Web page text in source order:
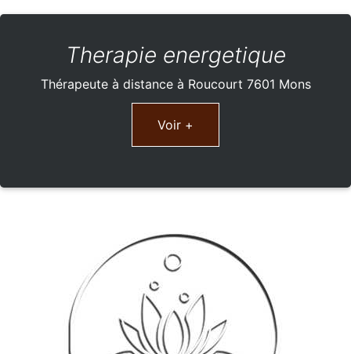
Therapie energetique
Thérapeute à distance à Roucourt 7601 Mons
Voir +